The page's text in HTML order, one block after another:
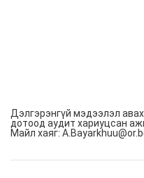
Дэлгэрэнгүй мэдээлэл
дотоод аудит хариуцсан
Майл хаяг: